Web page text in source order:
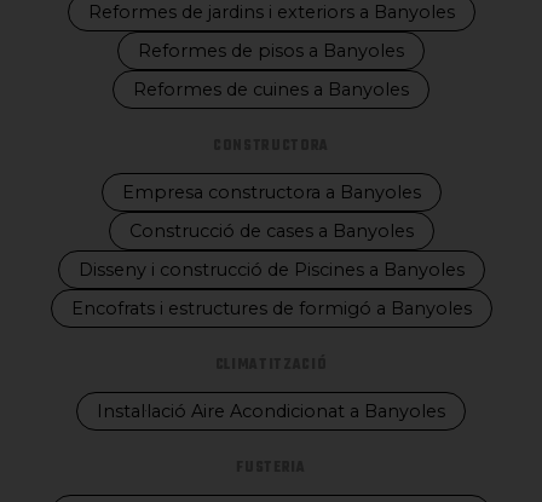
Reformes de jardins i exteriors a Banyoles
Reformes de pisos a Banyoles
Reformes de cuines a Banyoles
Empresa constructora a Banyoles
Construcció de cases a Banyoles
Disseny i construcció de Piscines a Banyoles
Encofrats i estructures de formigó a Banyoles
Instal·lació Aire Acondicionat a Banyoles